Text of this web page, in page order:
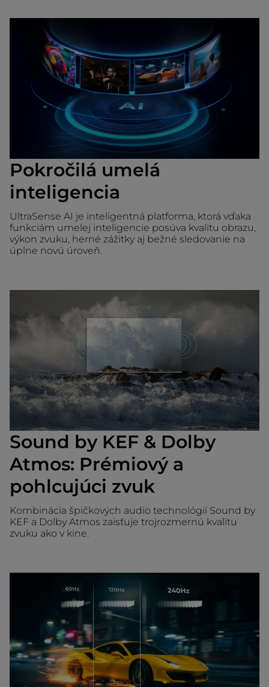
Pokročilá umelá
inteligencia
UltraSense AI je inteligentná platforma, ktorá vďaka
funkciám umelej inteligencie posúva kvalitu obrazu,
výkon zvuku, herné zážitky aj bežné sledovanie na
úplne novú úroveň.
Sound by KEF & Dolby
Atmos: Prémiový a
pohlcujúci zvuk
Kombinácia špičkových audio technológií Sound by
KEF a Dolby Atmos zaisťuje trojrozmernú kvalitu
zvuku ako v kine.